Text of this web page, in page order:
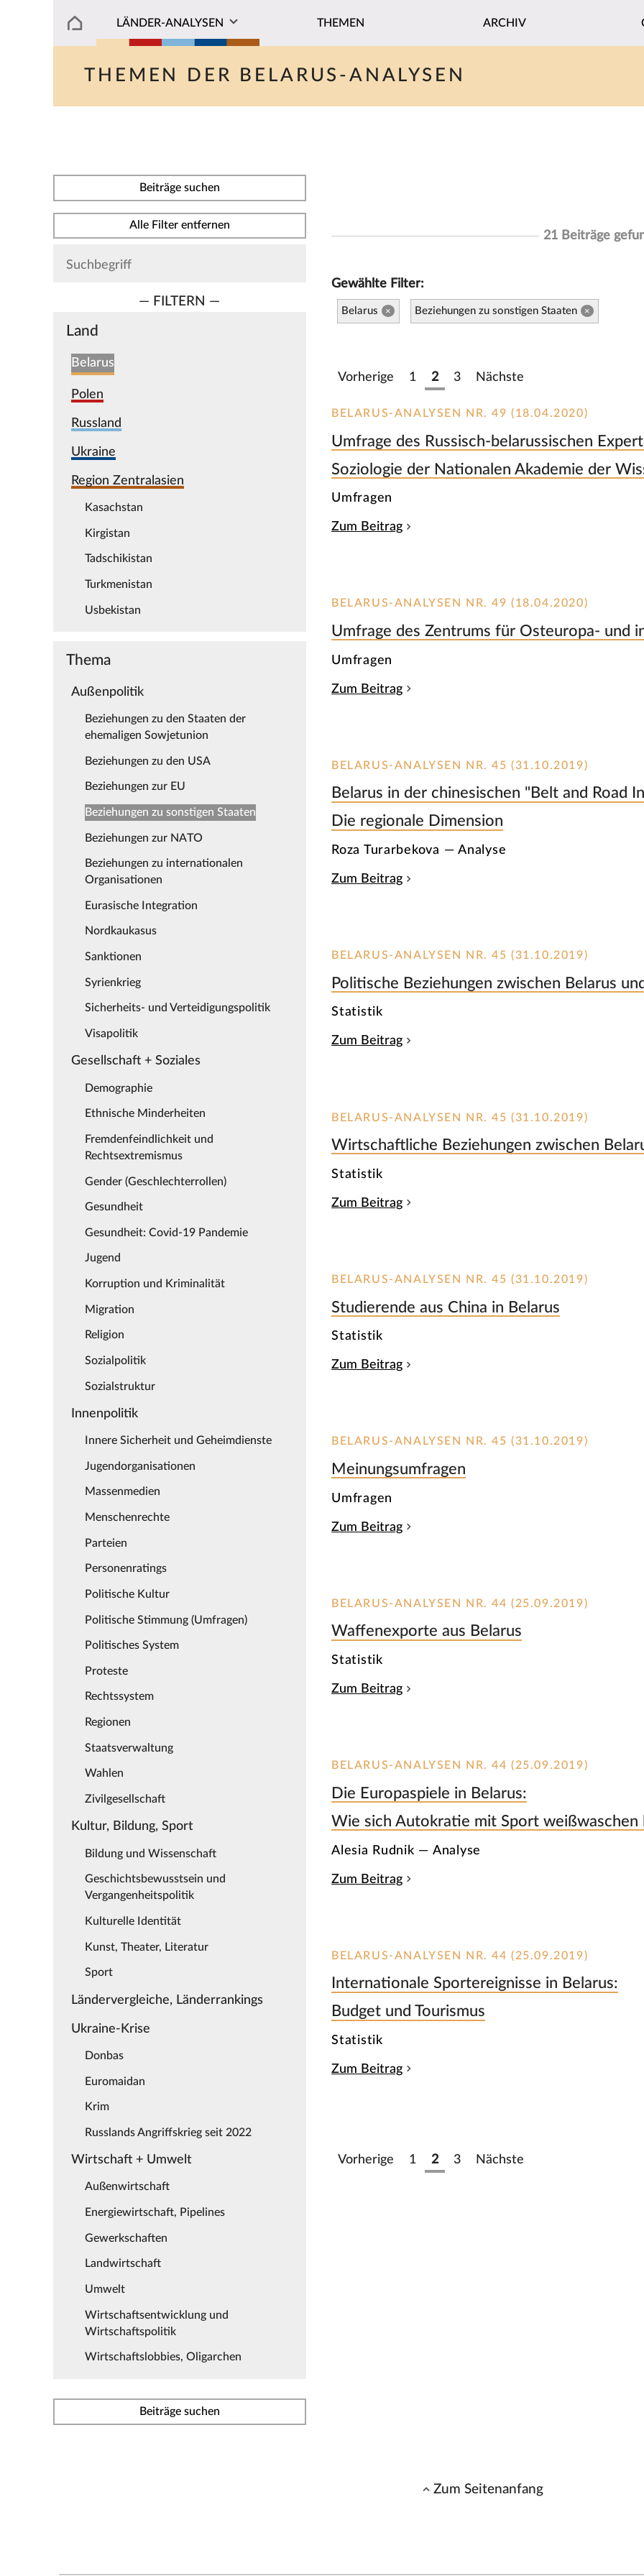
LÄNDER-ANALYSEN THEMEN ARCHIV
THEMEN DER BELARUS-ANALYSEN
Beiträge suchen
Alle Filter entfernen
— FILTERN —
Land
Belarus
Polen
Russland
Ukraine
Region Zentralasien
Kasachstan
Kirgistan
Tadschikistan
Turkmenistan
Usbekistan
Thema
Außenpolitik
Beziehungen zu den Staaten der
ehemaligen Sowjetunion
Beziehungen zu den USA
Beziehungen zur EU
Beziehungen zu sonstigen Staaten
Beziehungen zur NATO
Beziehungen zu internationalen
Organisationen
Eurasische Integration
Nordkaukasus
Sanktionen
Syrienkrieg
Sicherheits- und Verteidigungspolitik
Visapolitik
Gesellschaft + Soziales
Demographie
Ethnische Minderheiten
Fremdenfeindlichkeit und
Rechtsextremismus
Gender (Geschlechterrollen)
Gesundheit
Gesundheit: Covid-19 Pandemie
Jugend
Korruption und Kriminalität
Migration
Religion
Sozialpolitik
Sozialstruktur
Innenpolitik
Innere Sicherheit und Geheimdienste
Jugendorganisationen
Massenmedien
Menschenrechte
Parteien
Personenratings
Politische Kultur
Politische Stimmung (Umfragen)
Politisches System
Proteste
Rechtssystem
Regionen
Staatsverwaltung
Wahlen
Zivilgesellschaft
Kultur, Bildung, Sport
Bildung und Wissenschaft
Geschichtsbewusstsein und
Vergangenheitspolitik
Kulturelle Identität
Kunst, Theater, Literatur
Sport
Ländervergleiche, Länderrankings
Ukraine-Krise
Donbas
Euromaidan
Krim
Russlands Angriffskrieg seit 2022
Wirtschaft + Umwelt
Außenwirtschaft
Energiewirtschaft, Pipelines
Gewerkschaften
Landwirtschaft
Umwelt
Wirtschaftsentwicklung und
Wirtschaftspolitik
Wirtschaftslobbies, Oligarchen
Beiträge suchen
21 Beiträge
Gewählte Filter:
Belarus × Beziehungen zu sonstigen Staaten ×
Vorherige 1 2 3 Nächste
BELARUS-ANALYSEN NR. 49 (18.04.2020)
Umfrage des Russisch-belarussischen
Soziologie der Nationalen Akademie der
Umfragen
Zum Beitrag
BELARUS-ANALYSEN NR. 49 (18.04.2020)
Umfrage des Zentrums für Osteuropa- und
Umfragen
Zum Beitrag
BELARUS-ANALYSEN NR. 45 (31.10.2019)
Belarus in der chinesischen "Belt and Road
Die regionale Dimension
Roza Turarbekova — Analyse
Zum Beitrag
BELARUS-ANALYSEN NR. 45 (31.10.2019)
Politische Beziehungen zwischen Belarus
Statistik
Zum Beitrag
BELARUS-ANALYSEN NR. 45 (31.10.2019)
Wirtschaftliche Beziehungen zwischen
Statistik
Zum Beitrag
BELARUS-ANALYSEN NR. 45 (31.10.2019)
Studierende aus China in Belarus
Statistik
Zum Beitrag
BELARUS-ANALYSEN NR. 45 (31.10.2019)
Meinungsumfragen
Umfragen
Zum Beitrag
BELARUS-ANALYSEN NR. 44 (25.09.2019)
Waffenexporte aus Belarus
Statistik
Zum Beitrag
BELARUS-ANALYSEN NR. 44 (25.09.2019)
Die Europaspiele in Belarus:
Wie sich Autokratie mit Sport weißwaschen
Alesia Rudnik — Analyse
Zum Beitrag
BELARUS-ANALYSEN NR. 44 (25.09.2019)
Internationale Sportereignisse in Belarus:
Budget und Tourismus
Statistik
Zum Beitrag
Vorherige 1 2 3 Nächste
Zum Seitenanfang